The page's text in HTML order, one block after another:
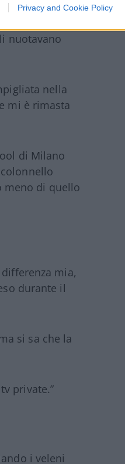
Privacy and Cookie Policy
non
nuotavano
nella
mi è rimasta
di Milano
meno di quello
mia,
durante il
si sa che la
private.”
i veleni